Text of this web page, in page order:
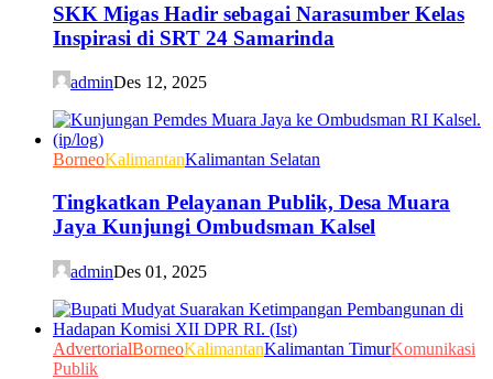
SKK Migas Hadir sebagai Narasumber Kelas
Inspirasi di SRT 24 Samarinda
adminDes 12, 2025
BorneoKalimantanKalimantan Selatan
Tingkatkan Pelayanan Publik, Desa Muara
Jaya Kunjungi Ombudsman Kalsel
adminDes 01, 2025
AdvertorialBorneoKalimantanKalimantan TimurKomunikasi
Publik